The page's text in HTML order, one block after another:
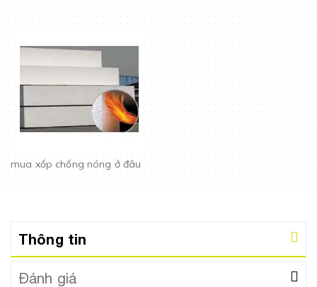
mua xốp chống nóng ở đâu
Thông tin
Đánh giá